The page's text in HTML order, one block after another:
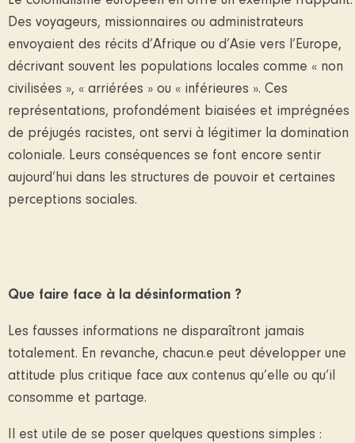
Des voyageurs, missionnaires ou administrateurs
envoyaient des récits d’Afrique ou d’Asie vers l’Europe,
décrivant souvent les populations locales comme « non
civilisées », « arriérées » ou « inférieures ». Ces
représentations, profondément biaisées et imprégnées
de préjugés racistes, ont servi à légitimer la domination
coloniale. Leurs conséquences se font encore sentir
aujourd’hui dans les structures de pouvoir et certaines
perceptions sociales.
Que faire face à la désinformation ?
Les fausses informations ne disparaîtront jamais
totalement. En revanche, chacun.e peut développer une
attitude plus critique face aux contenus qu’elle ou qu‘il
consomme et partage.
Il est utile de se poser quelques questions simples :